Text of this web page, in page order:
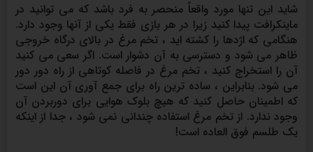
شاید این تنها مورد واقعاً منحصر به فرد باشد که می توانید در
ماینکرافت پیدا کنید زیرا در هر بازی فقط یکی از آنها وجود دارد.
هنگامی که اژدها را کشته اید ، تخم مرغ در بالای درگاه خروجی
ظاهر می شود و دسترسی به آن دشوار است. اگر سعی می کنید
آن را استخراج کنید ، تخم مرغ در فاصله کوتاهی از راه دور دور
می شود. بنابراین ، ساده ترین راه برای جمع آوری آن این است
که اطمینان حاصل کنید که هیچ بلوک هوایی برای دوربردن آن
وجود ندارد. از تخم مرغ استفاده چندانی نمی شود ، جدا از اینکه
یک طلسم فوق العاده است!